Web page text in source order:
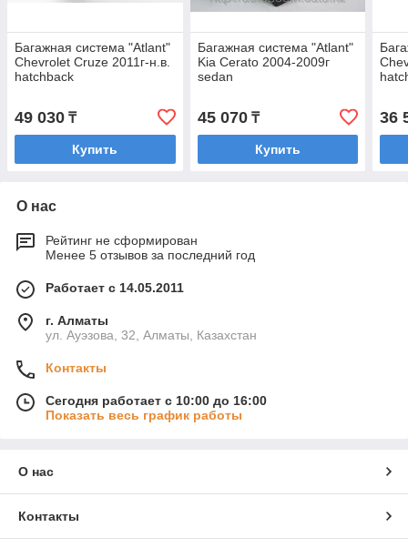
Багажная система "Atlant"
Chevrolet Cruze 2011г-н.в.
hatchback
49 030 ₸
Купить
Багажная система "Atlant"
Kia Cerato 2004-2009г
sedan
45 070₸
Купить
36
О нас
Рейтинг не сформирован
Менее 5 отзывов за последний год
Работает с 14.05.2011
г. Алматы
ул. Ауэзова, 32, Алматы, Казахстан
Контакты
Сегодня работает с 10:00 до 16:00
Показать весь график работы
О нас
Контакты